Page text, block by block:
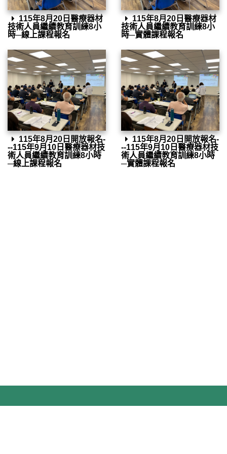
115年8月20日醫療器材
技術人員繼續教育訓練8小
時─線上課程報名
115年8月20日醫療器材
技術人員繼續教育訓練8小
時─實體課程報名
115年8月20日開放報名-
--115年9月10日醫療器材技
術人員繼續教育訓練8小時
─線上課程報名
115年8月20日開放報名-
--115年9月10日醫療器材技
術人員繼續教育訓練8小時
─實體課程報名